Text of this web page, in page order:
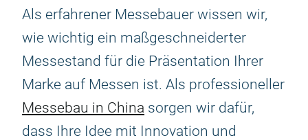
Als erfahrener Messebauer wissen wir,
wie wichtig ein maßgeschneiderter
Messestand für die Präsentation Ihrer
Marke auf Messen ist. Als professioneller
Messebau in China sorgen wir dafür,
dass Ihre Idee mit Innovation und